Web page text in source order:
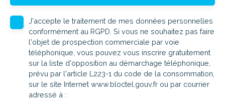
J'accepte le traitement de mes données personnelles
conformément au RGPD. Si vous ne souhaitez pas faire
l'objet de prospection commerciale par voie
téléphonique, vous pouvez vous inscrire gratuitement
sur la liste d'opposition au démarchage téléphonique,
prévu par l'article L223-1 du code de la consommation,
sur le site Internet www.bloctel.gouv.fr ou par courrier
adressé à :